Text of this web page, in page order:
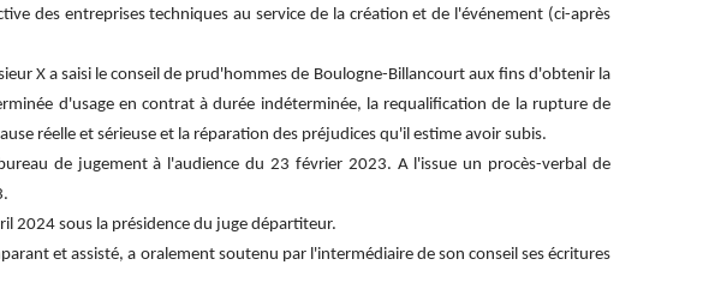
des entreprises techniques au service de la création et de l'événement (ci-après
X a saisi le conseil de prud'hommes de Boulogne-Billancourt aux fins d'obtenir la
d'usage en contrat à durée indéterminée, la requalification de la rupture de
réelle et sérieuse et la réparation des préjudices qu'il estime avoir subis.
de jugement à l'audience du 23 février 2023. A l'issue un procès-verbal de
2024 sous la présidence du juge départiteur.
et assisté, a oralement soutenu par l'intermédiaire de son conseil ses écritures